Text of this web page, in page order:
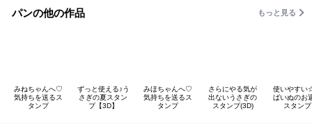
パンの他の作品 もっと見る
みねちゃんへ♡
気持ちを送るス
タンプ
ずっと使える♪う
さぎの夏スタン
プ【3D】
みほちゃんへ♡
気持ちを送るス
タンプ
さらにやる気が
出ないうさぎの
スタンプ(3D)
使いやすい
ばいぬのお
スタンプ